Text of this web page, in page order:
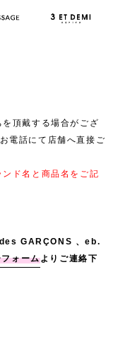
頂戴する場合がござ
電話にて店舗へ直接ご
ド名と商品名をご記
GARÇONS 、eb.
ォームよりご連絡下